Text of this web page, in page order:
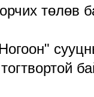
төлөв